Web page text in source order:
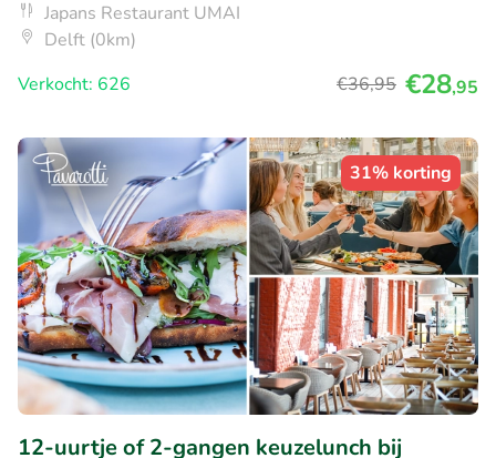
Japans Restaurant UMAI
Delft (0km)
Verkocht: 626
€36,95 €28,95
31% korting
12-uurtje of 2-gangen keuzelunch bij